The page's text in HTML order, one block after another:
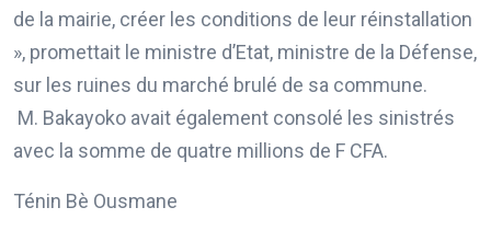
de la mairie, créer les conditions de leur réinstallation
», promettait le ministre d’Etat, ministre de la Défense,
sur les ruines du marché brulé de sa commune.
M. Bakayoko avait également consolé les sinistrés
avec la somme de quatre millions de F CFA.
Ténin Bè Ousmane